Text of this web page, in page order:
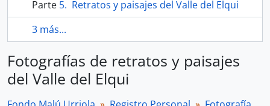
Parte
Retratos y paisajes del Valle del Elqui
3 más...
Fotografías de retratos y paisajes
del Valle del Elqui